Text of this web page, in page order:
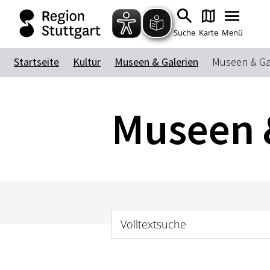
Suche Karte Menü
Startseite Kultur Museen & Galerien Museen &
Volltextsuche